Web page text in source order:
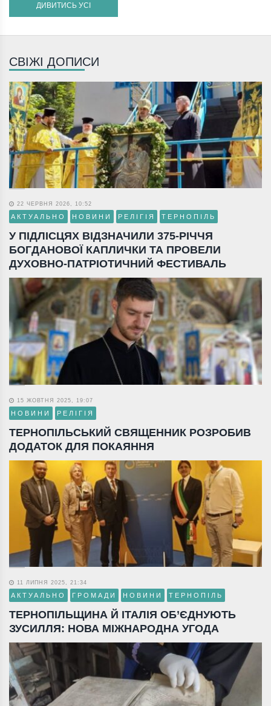
ДИВИТИСЬ УСІ
СВІЖІ ДОПИСИ
22 ЧЕРВНЯ 2026, 10:52
АКТУАЛЬНО НОВИНИ РЕЛІГІЯ ТЕРНОПІЛЬ
У ПІДЛІСЦЯХ ВІДЗНАЧИЛИ 375-РІЧЧЯ
БОГДАНОВОЇ КАПЛИЧКИ ТА ПРОВЕЛИ
ДУХОВНО-ПАТРІОТИЧНИЙ ФЕСТИВАЛЬ
15 ЖОВТНЯ 2025, 19:07
НОВИНИ РЕЛІГІЯ
ТЕРНОПІЛЬСЬКИЙ СВЯЩЕННИК РОЗРОБИВ
ДОДАТОК ДЛЯ ПОКАЯННЯ
11 ЛИПНЯ 2025, 21:34
АКТУАЛЬНО ГРОМАДИ НОВИНИ ТЕРНОПІЛЬ
ТЕРНОПІЛЬЩИНА Й ІТАЛІЯ ОБ’ЄДНУЮТЬ
ЗУСИЛЛЯ: НОВА МІЖНАРОДНА УГОДА